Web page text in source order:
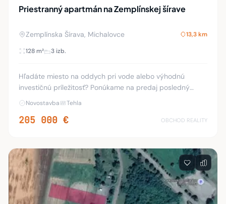
Priestranný apartmán na Zemplínskej šírave
Zemplínska Šírava, Michalovce 13,3 km
128 m² 3 izb.
Hľadáte miesto na oddych pri vode alebo výhodnú
investičnú príležitosť? Ponúkame na predaj posledný
dostupný apartmán 1C v novostavbe Apartmánového
Novostavba Tehla
205 000 € OBCHOD REALITY